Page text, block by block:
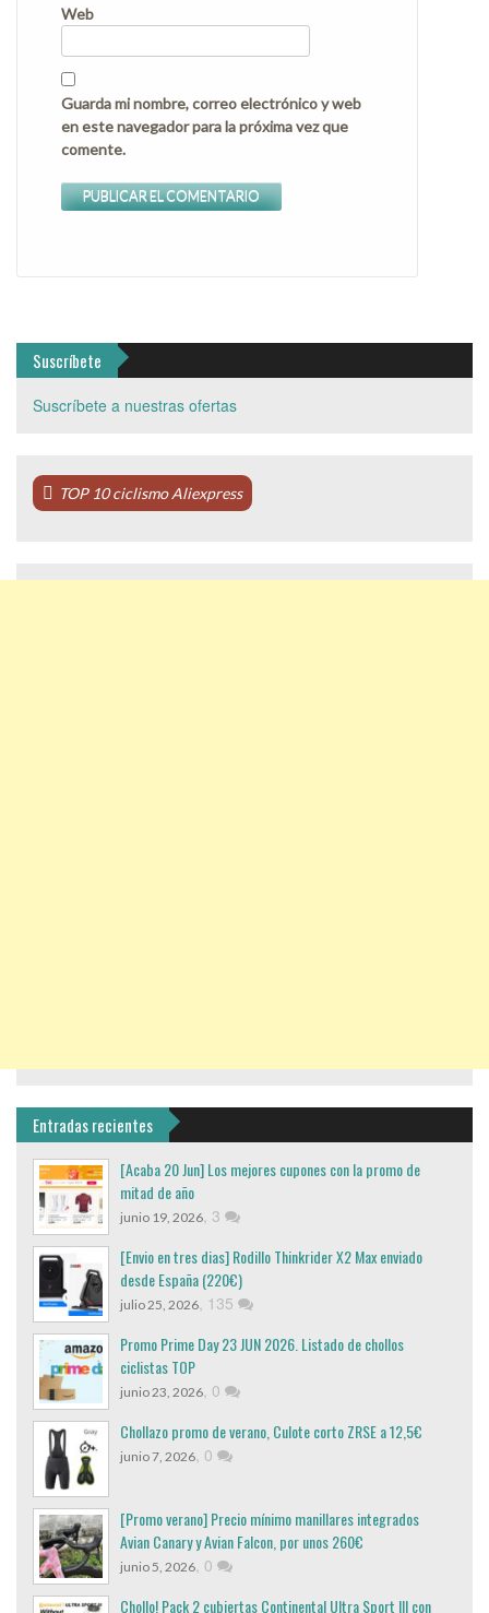
Web
Guarda mi nombre, correo electrónico y web
en este navegador para la próxima vez que
comente.
Suscríbete
Suscríbete a nuestras ofertas
TOP 10 ciclismo Aliexpress
Entradas recientes
[Acaba 20 Jun] Los mejores cupones con la promo de
mitad de año
junio 19, 2026, 3
[Envio en tres dias] Rodillo Thinkrider X2 Max enviado
desde España (220€)
julio 25, 2026, 135
Promo Prime Day 23 JUN 2026. Listado de chollos
ciclistas TOP
junio 23, 2026, 0
Chollazo promo de verano, Culote corto ZRSE a 12,5€
junio 7, 2026, 0
[Promo verano] Precio mínimo manillares integrados
Avian Canary y Avian Falcon, por unos 260€
junio 5, 2026, 0
Chollo! Pack 2 cubiertas Continental Ultra Sport III con